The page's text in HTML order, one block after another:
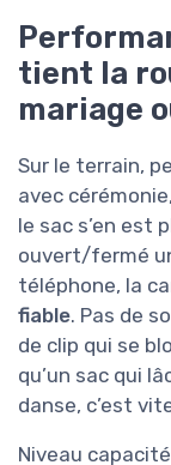
tient la
mariage
Sur le terrain,
avec
le sac s’en est
ouvert/fermé
téléphone, la
fiable. Pas de
de clip qui se
qu’un sac qui
danse, c’est
Niveau